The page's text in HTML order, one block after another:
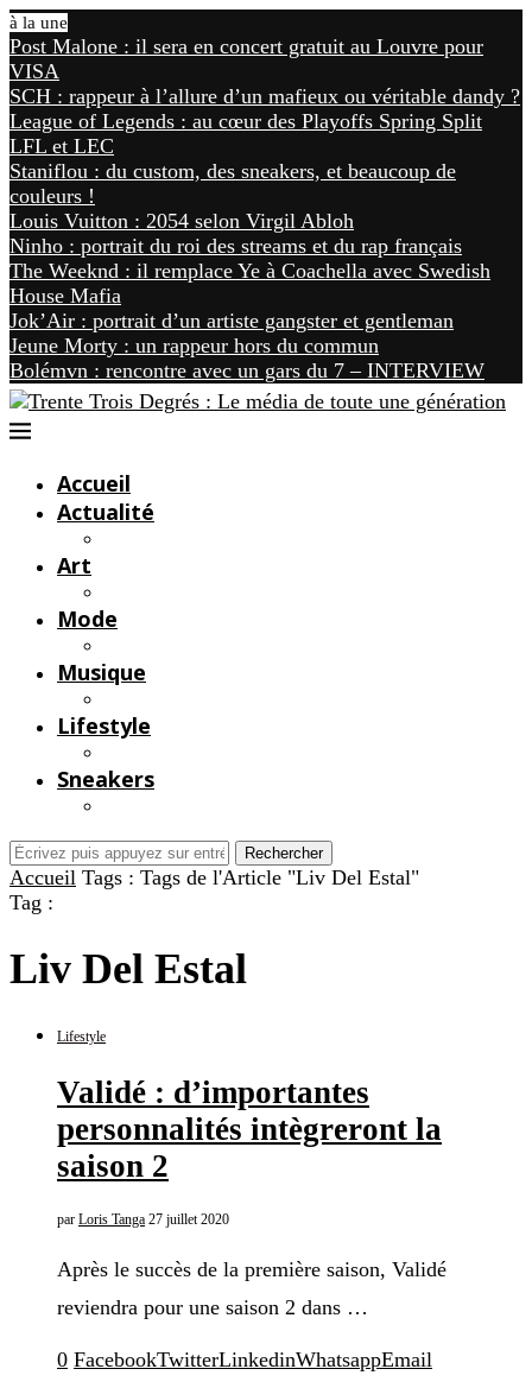
à la une
Post Malone : il sera en concert gratuit au Louvre pour
VISA
SCH : rappeur à l’allure d’un mafieux ou véritable dandy ?
League of Legends : au cœur des Playoffs Spring Split
LFL et LEC
Staniflou : du custom, des sneakers, et beaucoup de
couleurs !
Louis Vuitton : 2054 selon Virgil Abloh
Ninho : portrait du roi des streams et du rap français
The Weeknd : il remplace Ye à Coachella avec Swedish
House Mafia
Jok’Air : portrait d’un artiste gangster et gentleman
Jeune Morty : un rappeur hors du commun
Bolémvn : rencontre avec un gars du 7 – INTERVIEW
Accueil
Actualité
Art
Mode
Musique
Lifestyle
Sneakers
Rechercher
Accueil Tags : Tags de l'Article "Liv Del Estal"
Tag :
Liv Del Estal
Lifestyle
Validé : d’importantes
personnalités intègreront la
saison 2
par Loris Tanga 27 juillet 2020
Après le succès de la première saison, Validé
reviendra pour une saison 2 dans …
0 FacebookTwitterLinkedinWhatsappEmail